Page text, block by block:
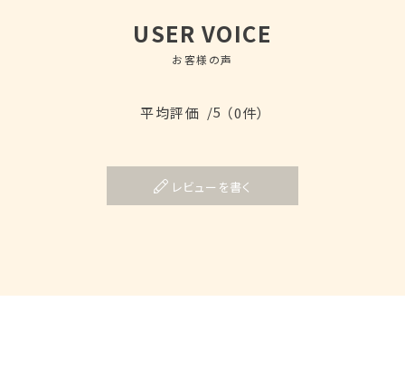
USER VOICE
お客様の声
平均評価 /5 （0件）
レビューを書く